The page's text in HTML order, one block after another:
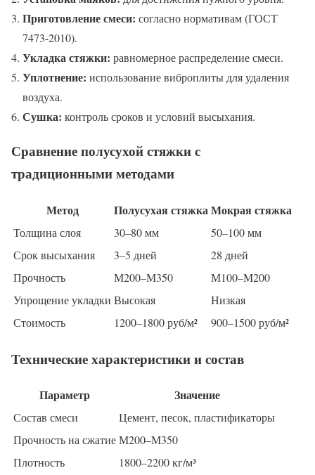
Приготовление смеси: согласно нормативам (ГОСТ
7473-2010).
Укладка стяжки: равномерное распределение смеси.
Уплотнение: использование виброплиты для удаления
воздуха.
Сушка: контроль сроков и условий высыхания.
Сравнение полусухой стяжки с
традиционными методами
Метод Полусухая стяжкаМокрая стяжка
Толщина слоя 30–80 мм
50–100 мм
Срок высыхания
3–5 дней
28 дней
Прочность
М200–М350
М100–М200
Упрощение укладки Высокая
Низкая
Стоимость
1200–1800 руб/м² 900–1500 руб/м²
Технические характеристики и состав
Параметр Значение
Состав смеси
Цемент, песок, пластификаторы
Прочность на сжатиеМ200–М350
Плотность
1800–2200 кг/м³